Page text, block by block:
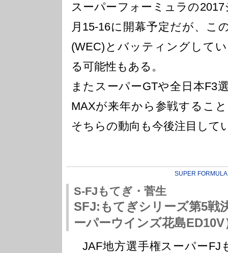
スーパーフォーミュラの
月15-16に開幕予定だが、こ
(WEC)とバッティングして
る可能性もある。
またスーパーGTや全日本F3
MAXが来年から参戦するこ
そちらの動向も今後注目して
SUPER FORMULA
S-FJもてぎ・菅生
SFJ:もてぎシリーズ第5戦
ーパーウインズ花島
JAF地方選手権スーパーFJ